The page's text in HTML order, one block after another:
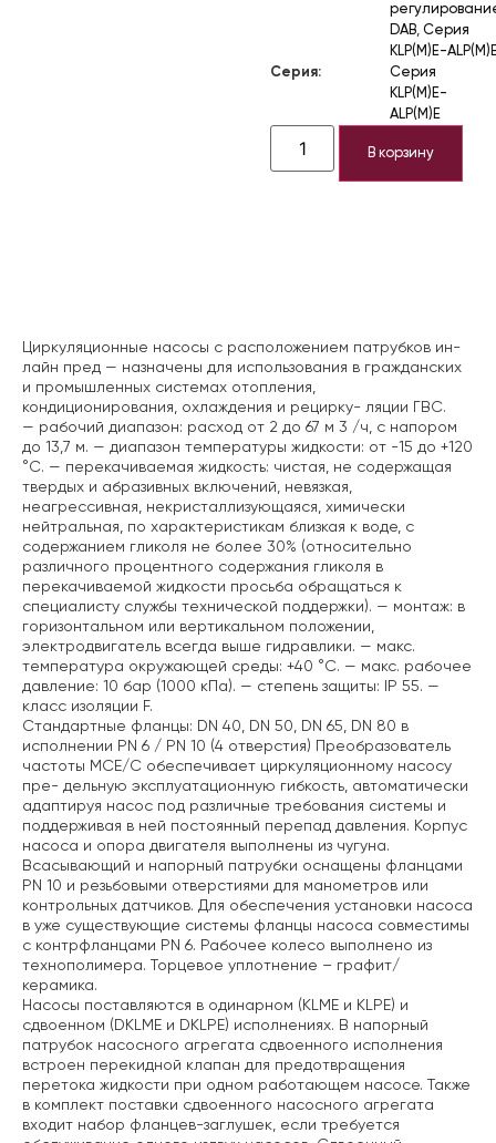
DAB, Серия
KLP(M)E-
Серия:
Серия
KLP(M)E-
ALP(M)E
В корзину
Циркуляционные насосы с расположением патрубков ин-
лайн пред — назначены для использования в гражданских
и промышленных системах отопления,
кондиционирования, охлаждения и рецирку- ляции ГВС.
— рабочий диапазон: расход от 2 до 67 м 3 /ч, с напором
до 13,7 м. — диапазон температуры жидкости: от -15 до +120
°C. — перекачиваемая жидкость: чистая, не содержащая
твердых и абразивных включений, невязкая,
неагрессивная, некристаллизующаяся, химически
нейтральная, по характеристикам близкая к воде, с
содержанием гликоля не более 30% (относительно
различного процентного содержания гликоля в
перекачиваемой жидкости просьба обращаться к
специалисту службы технической поддержки). — монтаж: в
горизонтальном или вертикальном положении,
электродвигатель всегда выше гидравлики. — макс.
температура окружающей среды: +40 °C. — макс. рабочее
давление: 10 бар (1000 кПа). — степень защиты: IP 55. —
класс изоляции F.
Стандартные фланцы: DN 40, DN 50, DN 65, DN 80 в
исполнении PN 6 / PN 10 (4 отверстия) Преобразователь
частоты MCE/C обеспечивает циркуляционному насосу
пре- дельную эксплуатационную гибкость, автоматически
адаптируя насос под различные требования системы и
поддерживая в ней постоянный перепад давления. Корпус
насоса и опора двигателя выполнены из чугуна.
Всасывающий и напорный патрубки оснащены фланцами
PN 10 и резьбовыми отверстиями для манометров или
контрольных датчиков. Для обеспечения установки насоса
в уже существующие системы фланцы насоса совместимы
с контрфланцами PN 6. Рабочее колесо выполнено из
технополимера. Торцевое уплотнение – графит/
керамика.
Насосы поставляются в одинарном (KLME и KLPE) и
сдвоенном (DKLME и DKLPE) исполнениях. В напорный
патрубок насосного агрегата сдвоенного исполнения
встроен перекидной клапан для предотвращения
перетока жидкости при одном работающем насосе. Также
в комплект поставки сдвоенного насосного агрегата
входит набор фланцев-заглушек, если требуется